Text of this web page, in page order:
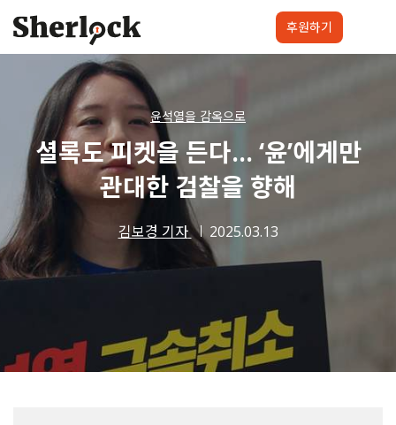
content
셜록요원 프로젝트
후원하기
윤석열을 감옥으로
셜록도 피켓을 든다… ‘윤’에게만
관대한 검찰을 향해
김보경 기자 2025.03.13